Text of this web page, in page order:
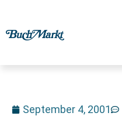
September 4, 2001